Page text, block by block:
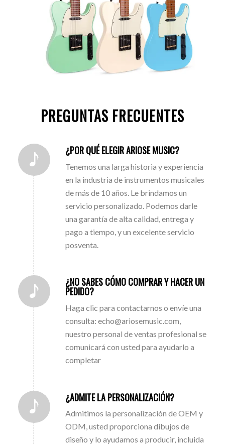
PREGUNTAS FRECUENTES
¿POR QUÉ ELEGIR ARIOSE MUSIC?
Tenemos una larga historia y experiencia
en la industria de instrumentos musicales
de más de 10 años. Le brindamos un
servicio personalizado. Podemos darle
una garantía de alta calidad, entrega y
pago a tiempo, y un excelente servicio
posventa.
¿NO SABES CÓMO COMPRAR Y HACER UN
PEDIDO?
Haga clic para contactarnos o envíe una
consulta: echo@ariosemusic.com,
nuestro personal de ventas profesional se
comunicará con usted para ayudarlo a
completar
¿ADMITE LA PERSONALIZACIÓN?
Admitimos la personalización de OEM y
ODM, usted proporciona dibujos de
diseño y lo ayudamos a producir, incluida